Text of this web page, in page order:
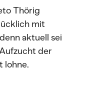
Thörig
mit
aktuell sei
der
lohne.